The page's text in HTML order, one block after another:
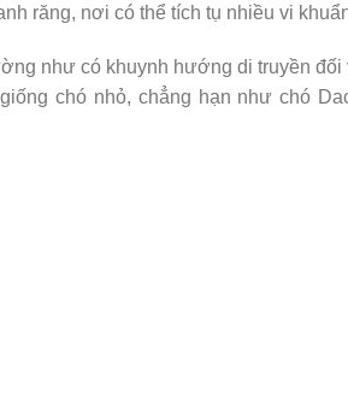
răng, nơi có thể tích tụ nhiều vi
như có khuynh hướng di truyền
chó nhỏ, chẳng hạn như chó